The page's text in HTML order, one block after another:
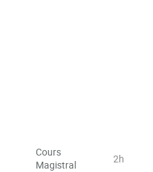
Cours
Magistral
2h